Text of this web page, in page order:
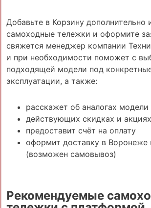
Добавьте в Корзину дополнительно
самоходные тележки и оформите
свяжется менеджер компании
и при необходимости поможет с
подходящей модели под
эксплуатации, а также:
расскажет об аналогах модели
действующих скидках и акциях
предоставит счёт на оплату
оформит доставку в Воронеже
(возможен самовывоз)
Рекомендуемые